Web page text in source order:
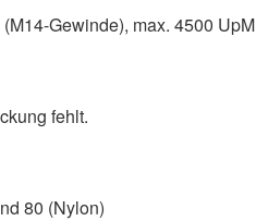
Gewinde), max. 4500 UpM
fehlt.
80 (Nylon)